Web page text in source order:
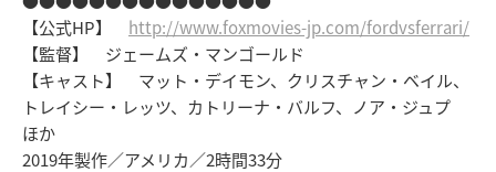
【公式HP】 http://www.foxmovies-jp.com/fordvsferrari/
【監督】 ジェームズ・マンゴールド
【キャスト】 マット・デイモン、クリスチャン・ベイル、
トレイシー・レッツ、カトリーナ・バルフ、ノア・ジュプ
ほか
2019年製作／アメリカ／2時間33分